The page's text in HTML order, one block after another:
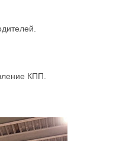
КПП.